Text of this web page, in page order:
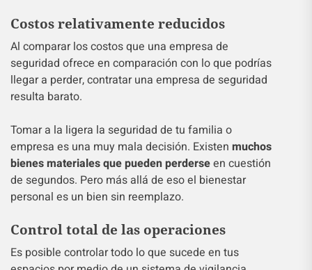
Costos relativamente reducidos
Al comparar los costos que una empresa de
seguridad ofrece en comparación con lo que podrías
llegar a perder, contratar una empresa de seguridad
resulta barato.
Tomar a la ligera la seguridad de tu familia o
empresa es una muy mala decisión. Existen muchos
bienes materiales que pueden perderseen cuestión
de segundos. Pero más allá de eso el bienestar
personal es un bien sin reemplazo.
Control total de las operaciones
Es posible controlar todo lo que sucede en tus